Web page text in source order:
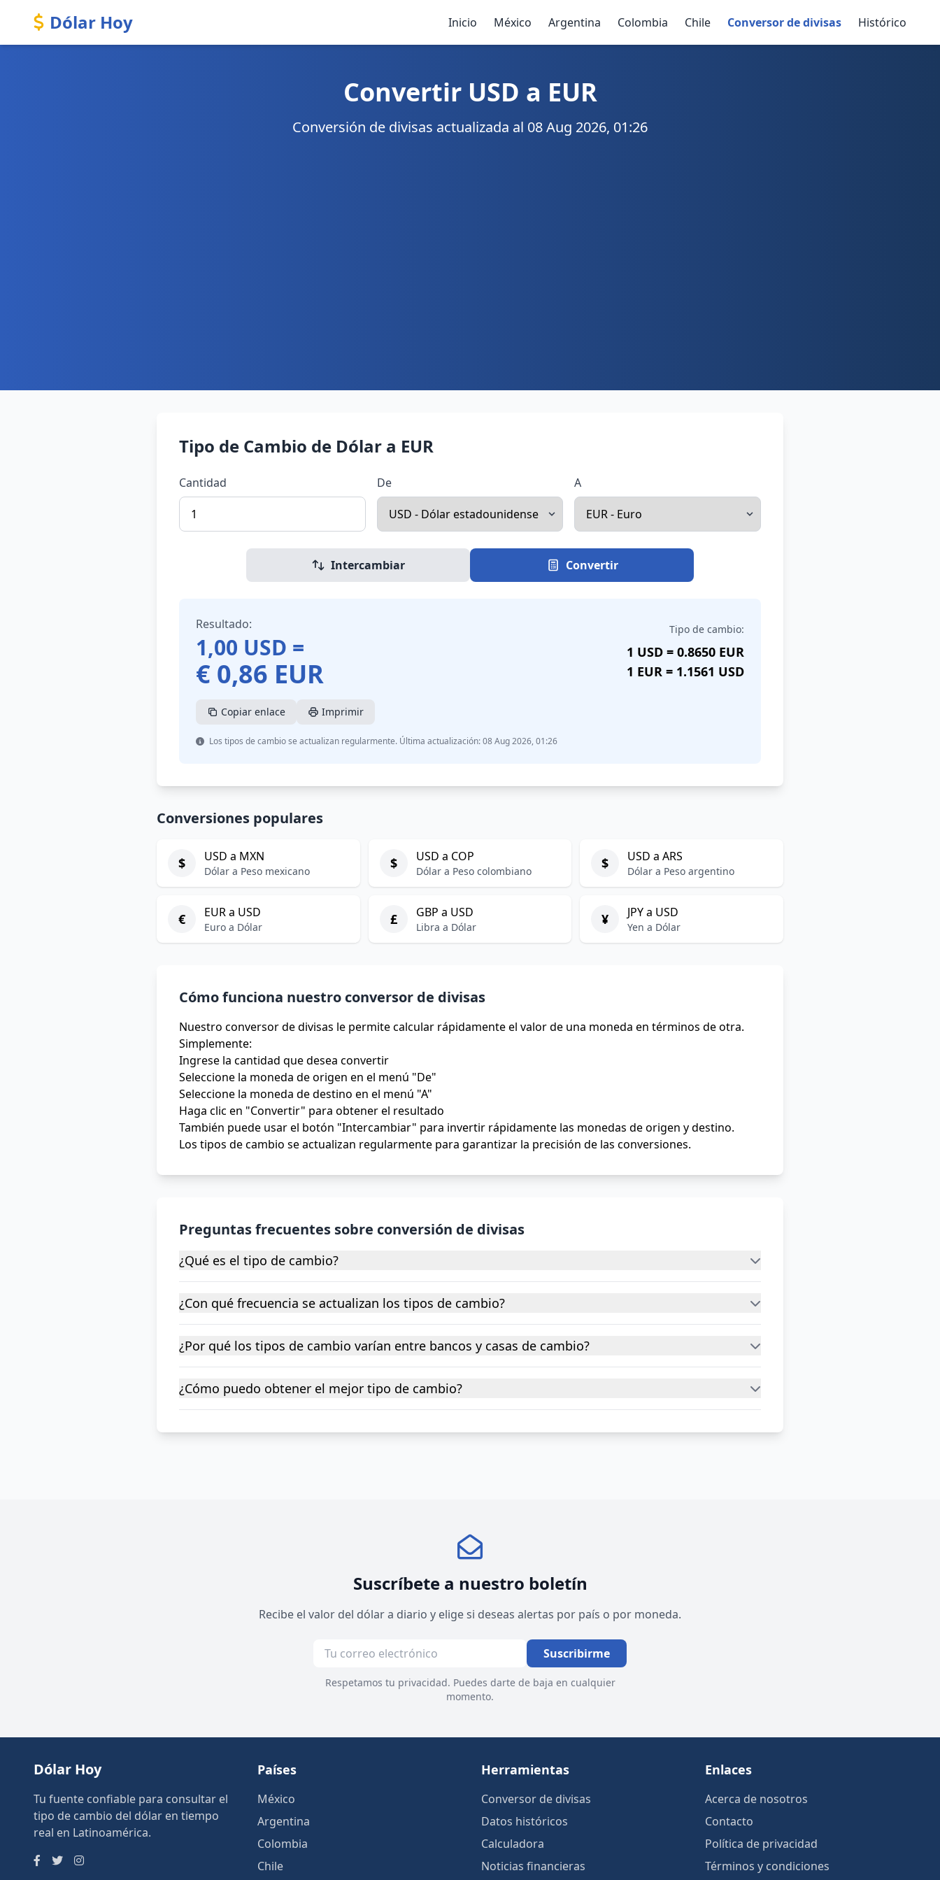
Dólar Hoy Inicio México Argentina Colombia Chile Conversor de divisas Histórico
Convertir USD a EUR
Conversión de divisas actualizada al 08 Aug 2026, 01:26
Tipo de Cambio de Dólar a EUR
Cantidad De A
Intercambiar Convertir
Resultado:
1,00 USD =
€ 0,86 EUR
Tipo de cambio:
1 USD = 0.8650 EUR
1 EUR = 1.1561 USD
Copiar enlace Imprimir
Los tipos de cambio se actualizan regularmente. Última actualización: 08 Aug 2026, 01:26
Conversiones populares
$ USD a MXN
Dólar a Peso mexicano $ USD a COP
Dólar a Peso colombiano $ USD a ARS
Dólar a Peso argentino
€ EUR a USD
Euro a Dólar £ GBP a USD
Libra a Dólar ¥ JPY a USD
Yen a Dólar
Cómo funciona nuestro conversor de divisas
Nuestro conversor de divisas le permite calcular rápidamente el valor de una moneda en términos de otra.
Simplemente:
Ingrese la cantidad que desea convertir
Seleccione la moneda de origen en el menú "De"
Seleccione la moneda de destino en el menú "A"
Haga clic en "Convertir" para obtener el resultado
También puede usar el botón "Intercambiar" para invertir rápidamente las monedas de origen y destino.
Los tipos de cambio se actualizan regularmente para garantizar la precisión de las conversiones.
Preguntas frecuentes sobre conversión de divisas
¿Qué es el tipo de cambio?
¿Con qué frecuencia se actualizan los tipos de cambio?
¿Por qué los tipos de cambio varían entre bancos y casas de cambio?
¿Cómo puedo obtener el mejor tipo de cambio?
Suscríbete a nuestro boletín
Recibe el valor del dólar a diario y elige si deseas alertas por país o por moneda.
Suscribirme
Respetamos tu privacidad. Puedes darte de baja en cualquier
momento.
Dólar Hoy
Tu fuente confiable para consultar el
tipo de cambio del dólar en tiempo
real en Latinoamérica.
Países
México
Argentina
Colombia
Chile
Herramientas
Conversor de divisas
Datos históricos
Calculadora
Noticias financieras
Enlaces
Acerca de nosotros
Contacto
Política de privacidad
Términos y condiciones